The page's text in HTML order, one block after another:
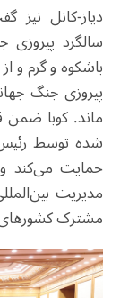
دیاز-کانل
سالگرد
باشکوه و گرم و
پیروزی جنگ
ماند. کوبا ضمن
شده توسط رئیس
حمایت می‌کند
مدیریت
مشترک کشورهای